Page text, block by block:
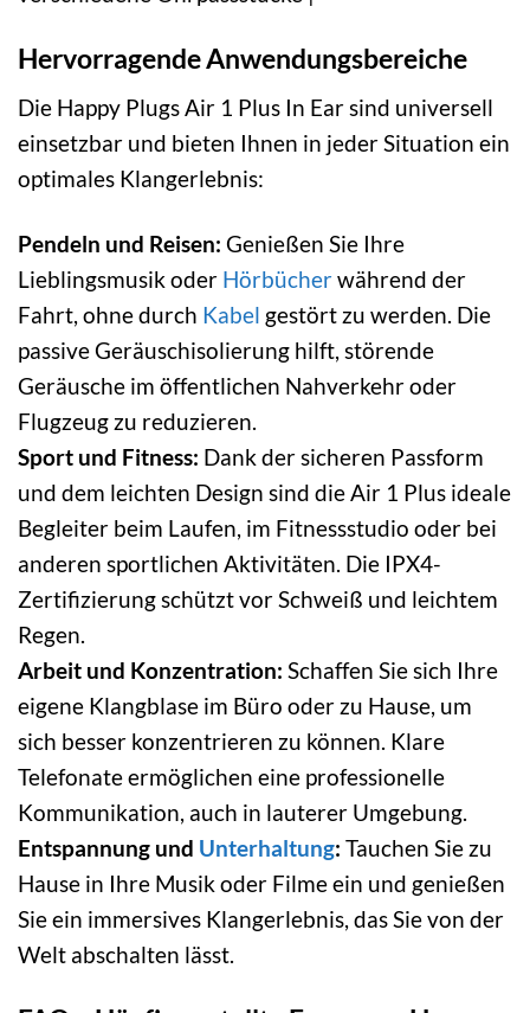
Hervorragende Anwendungsbereiche
Die Happy Plugs Air 1 Plus In Ear sind universell
einsetzbar und bieten Ihnen in jeder Situation ein
optimales Klangerlebnis:
Pendeln und Reisen: Genießen Sie Ihre
Lieblingsmusik oder Hörbücherwährend der
Fahrt, ohne durch Kabel gestört zu werden. Die
passive Geräuschisolierung hilft, störende
Geräusche im öffentlichen Nahverkehr oder
Flugzeug zu reduzieren.
Sport und Fitness: Dank der sicheren Passform
und dem leichten Design sind die Air 1 Plus ideale
Begleiter beim Laufen, im Fitnessstudio oder bei
anderen sportlichen Aktivitäten. Die IPX4-
Zertifizierung schützt vor Schweiß und leichtem
Regen.
Arbeit und Konzentration: Schaffen Sie sich Ihre
eigene Klangblase im Büro oder zu Hause, um
sich besser konzentrieren zu können. Klare
Telefonate ermöglichen eine professionelle
Kommunikation, auch in lauterer Umgebung.
Entspannung und Unterhaltung: Tauchen Sie zu
Hause in Ihre Musik oder Filme ein und genießen
Sie ein immersives Klangerlebnis, das Sie von der
Welt abschalten lässt.